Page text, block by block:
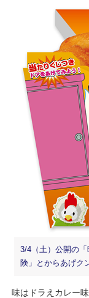
3/4（土）公開の
険」とからあげク
味はドラえカレー